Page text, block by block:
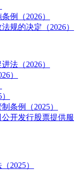
例（2026）
规的决定（2026）
法（2026）
）
条例（2025）
开发行股票提供服
2025）